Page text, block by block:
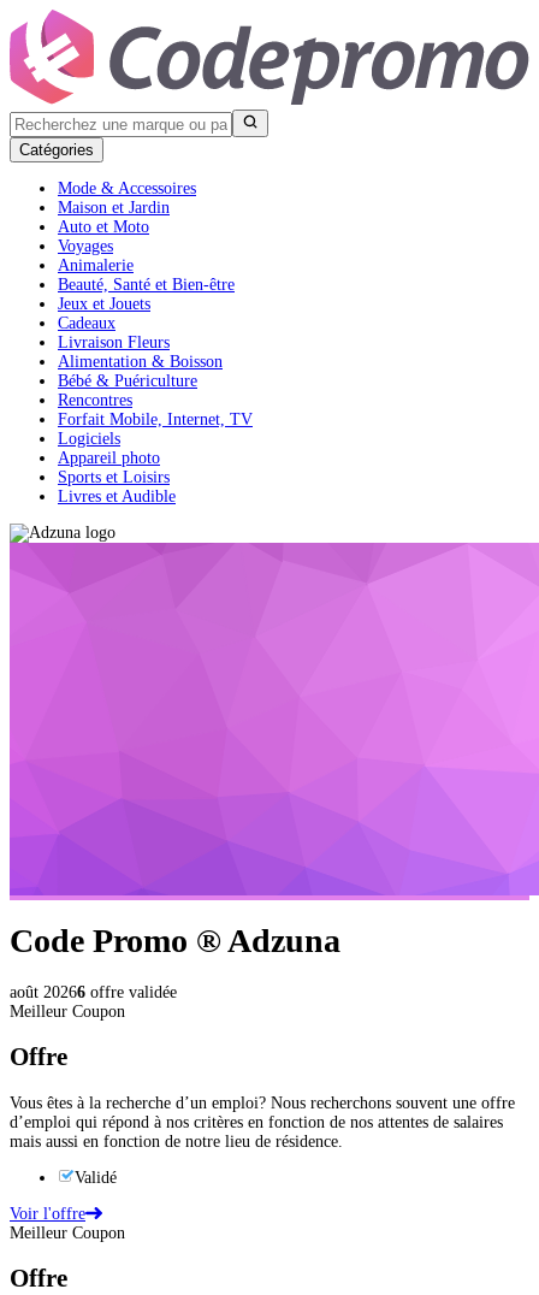
Catégories
Mode & Accessoires
Maison et Jardin
Auto et Moto
Voyages
Animalerie
Beauté, Santé et Bien-être
Jeux et Jouets
Cadeaux
Livraison Fleurs
Alimentation & Boisson
Bébé & Puériculture
Rencontres
Forfait Mobile, Internet, TV
Logiciels
Appareil photo
Sports et Loisirs
Livres et Audible
Code Promo ®Adzuna
août 20266 offre validée
Meilleur Coupon
Offre
Vous êtes à la recherche d’un emploi? Nous recherchons souvent une offre
d’emploi qui répond à nos critères en fonction de nos attentes de salaires
mais aussi en fonction de notre lieu de résidence.
Validé
Voir l'offre
Meilleur Coupon
Offre